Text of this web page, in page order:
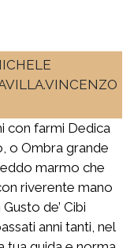
con farmi Dedica
o Ombra grande
marmo che
riverente mano
de’ Cibi
anni tanti, nel